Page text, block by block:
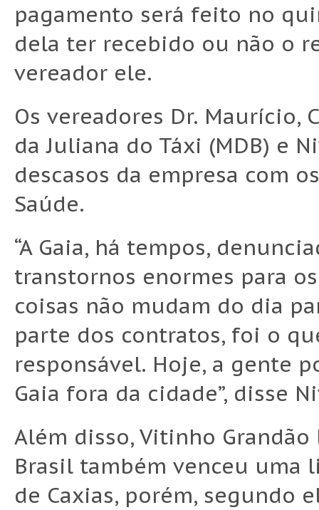
pagamento será feito no
dela ter recebido ou não o
vereador ele.
Os vereadores Dr. Maurício,
da Juliana do Táxi (MDB) e
descasos da empresa com
Saúde.
“A Gaia, há tempos,
transtornos enormes para
coisas não mudam do dia
parte dos contratos, foi o
responsável. Hoje, a gente
Gaia fora da cidade”, disse
Além disso, Vitinho
Brasil também venceu uma
de Caxias, porém, segundo